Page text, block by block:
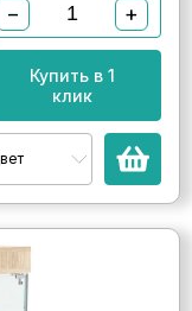
− +
Купить в 1
клик